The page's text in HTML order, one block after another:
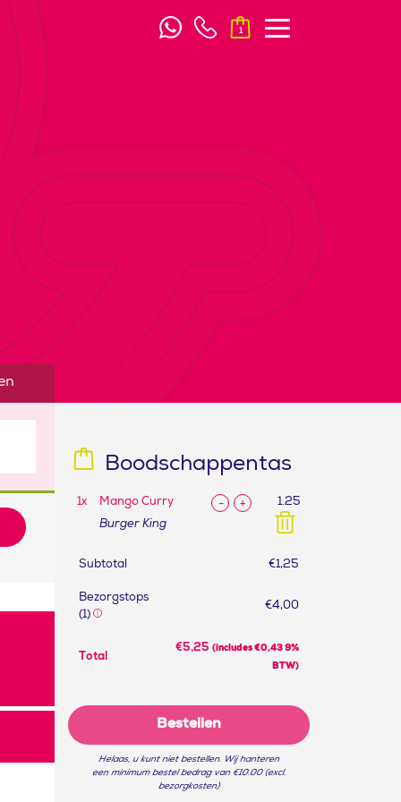
1
Boodschappentas
1x
Mango Curry
Burger King
- + 1.25
Subtotal €1,25
Bezorgstops
(1)
€4,00
Total
€5,25 (includes €0,43 9%
BTW)
Bestellen
Helaas, u kunt niet bestellen. Wij hanteren
een minimum bestel bedrag van €10.00 (excl.
bezorgkosten)